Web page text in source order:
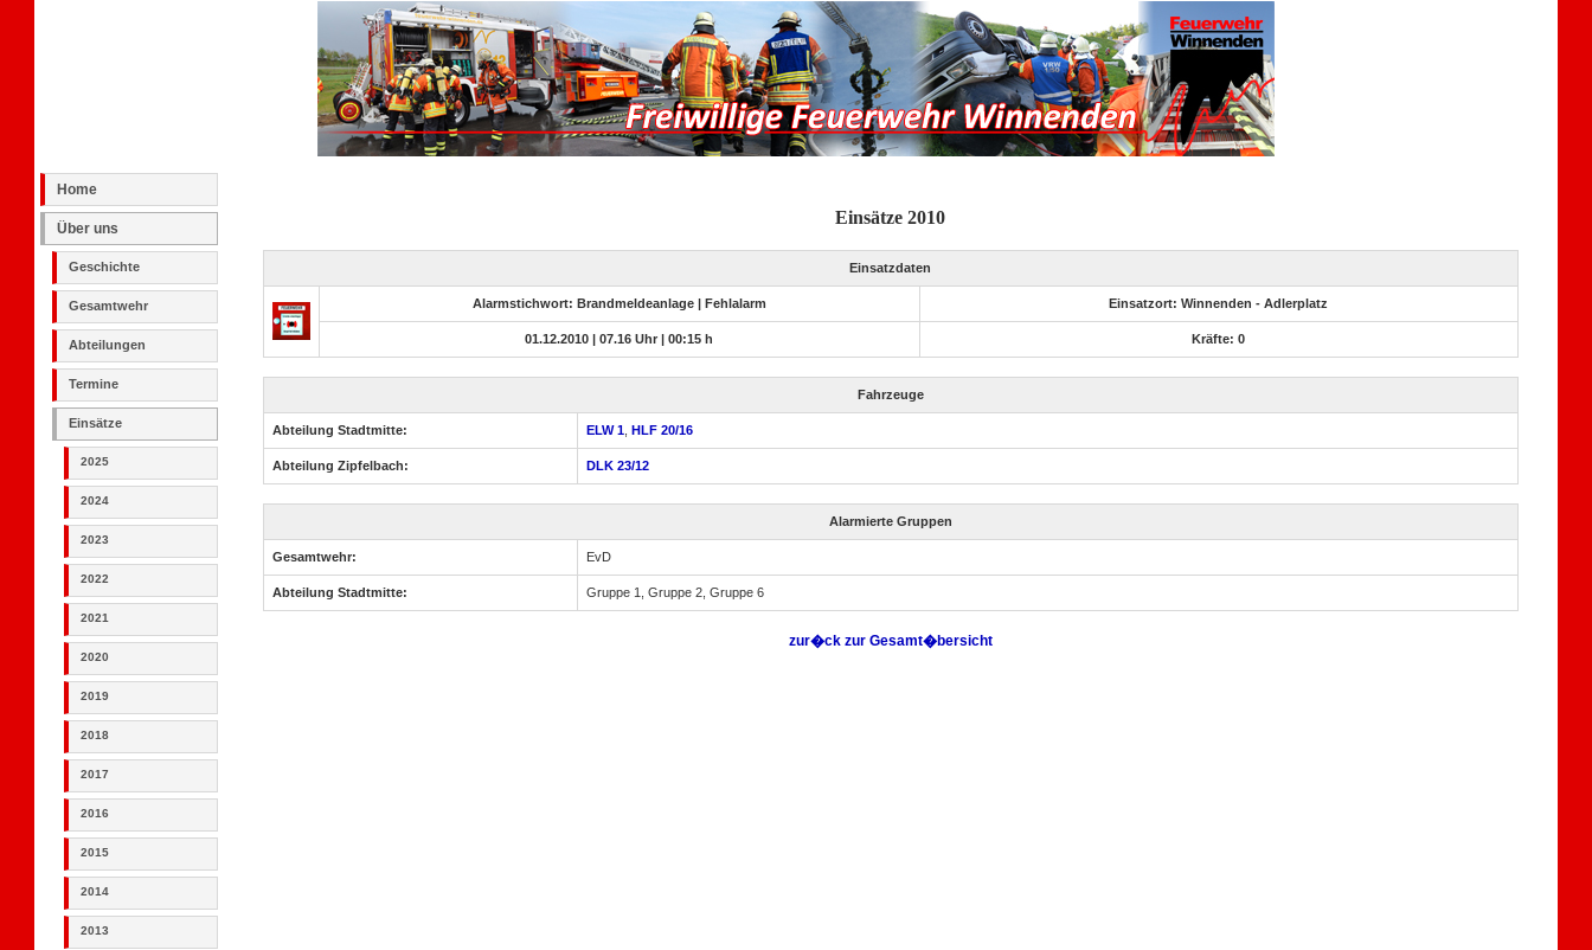
Home
Über uns
Geschichte
Gesamtwehr
Abteilungen
Termine
Einsätze
2025
2024
2023
2022
2021
2020
2019
2018
2017
2016
2015
2014
2013
Einsätze 2010
Einsatzdaten
Alarmstichwort: Brandmeldeanlage | Fehlalarm Einsatzort: Winnenden - Adlerplatz
01.12.2010 | 07.16 Uhr | 00:15 h Kräfte: 0
Fahrzeuge
Abteilung Stadtmitte: ELW 1, HLF 20/16
Abteilung Zipfelbach: DLK 23/12
Alarmierte Gruppen
Gesamtwehr: EvD
Abteilung Stadtmitte: Gruppe 1, Gruppe 2, Gruppe 6
zur�ck zur Gesamt�bersicht